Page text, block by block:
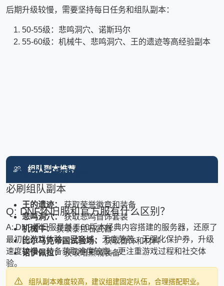
后期升级较慢，需要坚持每日任务和组队副本：
50-55级：悲鸣洞穴、诺斯玛尔
55-60级：机械牛、悲鸣洞穴、王的遗迹等高经验副本
组队副本推荐
必刷组队副本
王的遗迹：获取荣誉徽章和装备
悲鸣洞穴：获取悲鸣首饰套装
机械牛：获取泰拉石武器
比尔马克帝国试验场： 获取首饰和材料
诺伊佩拉：获取暗黑城装备
组队副本难度较高，建议组建固定队伍，合理搭配职业。
常见问题解答
Q: DNF怀旧服和官方服有什么区别？
A: DNF怀旧服是基于60版本经典内容搭建的服务器，还原了
最初的游戏体验，无商城、无疲劳药、无强化保护券，升级
速度较慢，装备获取难度较高，更注重游戏过程和社交体
验。